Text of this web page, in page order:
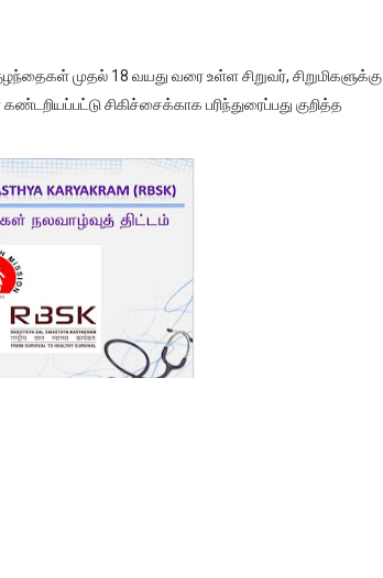
முதல் 18 வயது வரை உள்ள சிறுவர், சிறுமிகளுக்கு
சிகிச்சைக்காக பரிந்துரைப்பது குறித்த